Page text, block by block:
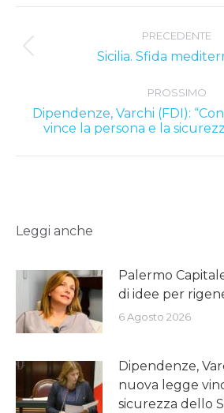
navigation
PRECEDENTE
Sicilia. Sfida
PROSSIMO
Next
post:
Dipendenze, Varchi (FDI):
vince la persona e la
Leggi anche
Palermo
di idee per
6 Agosto 2026
Dipendenze,
nuova legge
sicurezza dello